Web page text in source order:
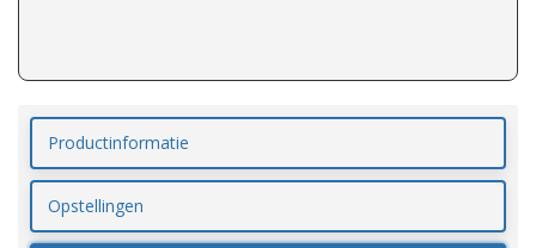
Productinformatie
Opstellingen